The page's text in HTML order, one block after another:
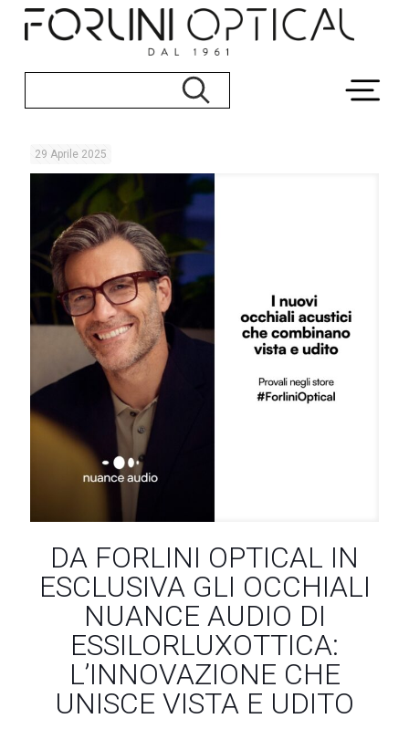
29 Aprile 2025
DA FORLINI OPTICAL IN
ESCLUSIVA GLI OCCHIALI
NUANCE AUDIO DI
ESSILORLUXOTTICA:
L’INNOVAZIONE CHE
UNISCE VISTA E UDITO